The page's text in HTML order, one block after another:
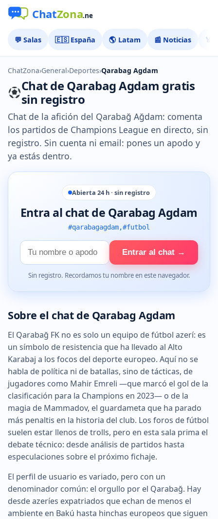
💬 Salas 🇪🇸 España 🌎 Latam 📰 Noticias 🏅
ChatZona›General›Deportes›Qarabag Agdam
Chat de Qarabag Agdam gratis
sin registro
Chat de la afición del Qarabağ Ağdam: comenta
los partidos de Champions League en directo, sin
registro. Sin cuenta ni email: pones un apodo y
ya estás dentro.
Abierta 24 h · sin registro
Entra al chat de Qarabag Agdam
#qarabagagdam,#futbol
Tu
nombre
Entrar al chat →
Sin registro. Recordamos tu nombre en este navegador.
Sobre el chat de Qarabag Agdam
El Qarabağ FK no es solo un equipo de fútbol azerí: es
un símbolo de resistencia que ha llevado al Alto
Karabaj a los focos del deporte europeo. Aquí no se
habla de política ni de batallas, sino de tácticas, de
jugadores como Mahir Emreli —que marcó el gol de la
clasificación para la Champions en 2023— o de la
magia de Mammadov, el guardameta que ha parado
más penaltis en la historia del club. Los foros de fútbol
suelen estar llenos de trolls, pero en esta sala prima el
debate técnico: desde análisis de partidos hasta
especulaciones sobre el próximo fichaje.
El perfil de usuario es variado, pero con un
denominador común: el orgullo por el Qarabağ. Hay
desde azeríes expatriados que echan de menos el
ambiente en Bakú hasta hinchas europeos que siguen